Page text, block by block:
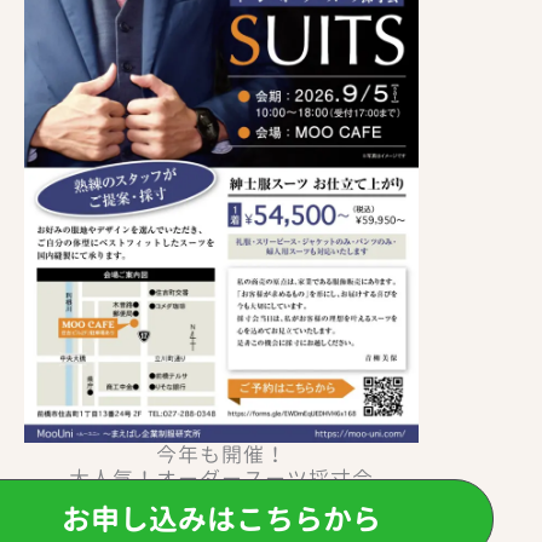
今年も開催！
大人気！オーダースーツ採寸会
お申し込みはこちらから